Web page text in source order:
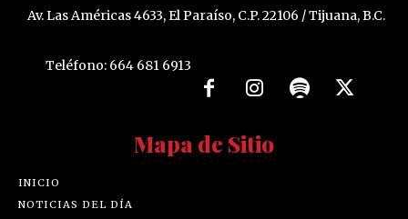
Av. Las Américas 4633, El Paraíso, C.P. 22106 / Tijuana, B.C.
Teléfono: 664 681 6913
Mapa de Sitio
INICIO
NOTICIAS DEL DÍA